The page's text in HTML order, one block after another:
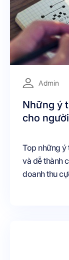
Admin
Những ý
cho
Top những ý
và dễ thành
doanh thu